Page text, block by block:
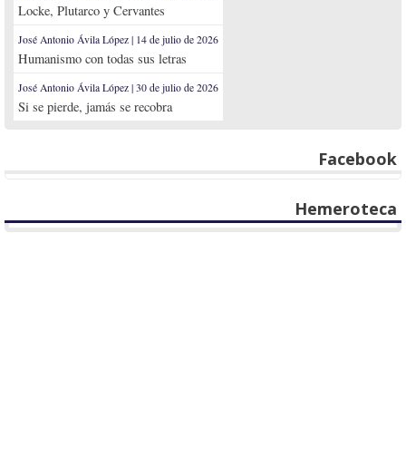
Locke, Plutarco y Cervantes
José Antonio Ávila López | 14 de julio de 2026
Humanismo con todas sus letras
José Antonio Ávila López | 30 de julio de 2026
Si se pierde, jamás se recobra
Facebook
Hemeroteca